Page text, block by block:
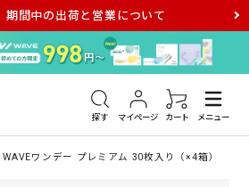
期間中の出荷と営業について
探す マイページ カート メニュー
ュー メダリスト メガネ
WAVEワンデー プレミアム 30枚入り（×4箱）